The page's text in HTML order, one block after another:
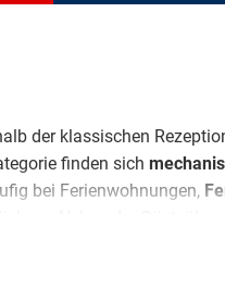
der klassischen
finden sich
bei Ferienwohnungen,